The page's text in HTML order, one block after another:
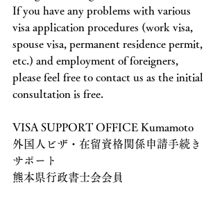
If you have any problems with various
visa application procedures (work visa,
spouse visa, permanent residence permit,
etc.) and employment of foreigners,
please feel free to contact us as the initial
consultation is free.
VISA SUPPORT OFFICE Kumamoto
外国人ビザ・在留資格関係申請手続き
サポート
熊本県行政書士会会員